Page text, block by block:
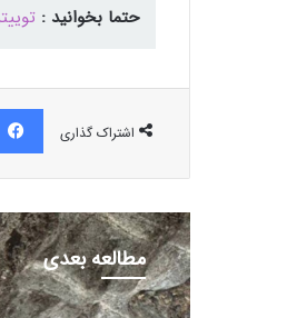
حتما بخوانید :
اشتراک گذاری
مطالعه بعدی